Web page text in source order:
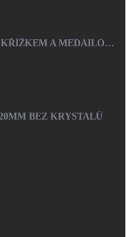
OCELOVÝ NÁHRDELNÍK RŮŽENEC S KŘÍŽKEM A MEDAILONEM
BEZ KRYSTALŮ